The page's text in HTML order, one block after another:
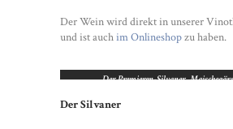
Der Wein wird direkt in unserer
und ist auchim Onlineshopzu haben.
Der Premieren-Silvaner,
Der Silvaner